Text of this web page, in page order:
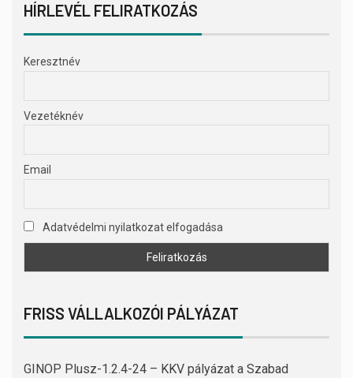
HÍRLEVÉL FELIRATKOZÁS
Keresztnév
Vezetéknév
Email
Adatvédelmi nyilatkozat elfogadása
FRISS VÁLLALKOZÓI PÁLYÁZAT
GINOP Plusz-1.2.4-24 – KKV pályázat a Szabad